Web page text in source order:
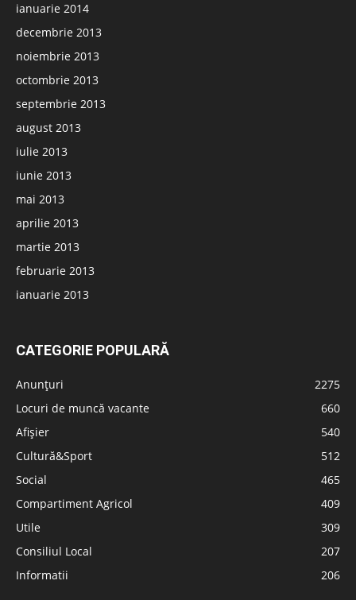
ianuarie 2014
decembrie 2013
noiembrie 2013
octombrie 2013
septembrie 2013
august 2013
iulie 2013
iunie 2013
mai 2013
aprilie 2013
martie 2013
februarie 2013
ianuarie 2013
CATEGORIE POPULARĂ
Anunțuri
2275
Locuri de muncă vacante
660
Afișier
540
Cultură&Sport
512
Social
465
Compartiment Agricol
409
Utile
309
Consiliul Local
207
Informatii
206